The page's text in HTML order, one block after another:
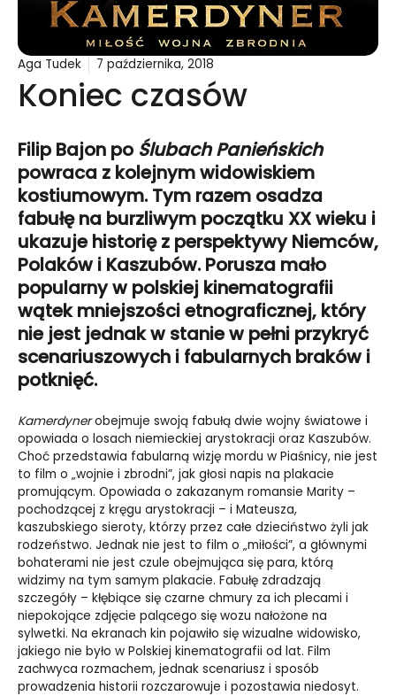
Aga Tudek 7 października, 2018
Koniec czasów
Filip Bajon po Ślubach Panieńskich
powraca z kolejnym widowiskiem
kostiumowym. Tym razem osadza
fabułę na burzliwym początku XX wieku i
ukazuje historię z perspektywy Niemców,
Polaków i Kaszubów. Porusza mało
popularny w polskiej kinematografii
wątek mniejszości etnograficznej, który
nie jest jednak w stanie w pełni przykryć
scenariuszowych i fabularnych braków i
potknięć.
Kamerdynerobejmuje swoją fabułą dwie wojny światowe i
opowiada o losach niemieckiej arystokracji oraz Kaszubów.
Choć przedstawia fabularną wizję mordu w Piaśnicy, nie jest
to film o „wojnie i zbrodni”, jak głosi napis na plakacie
promującym. Opowiada o zakazanym romansie Marity –
pochodzącej z kręgu arystokracji – i Mateusza,
kaszubskiego sieroty, którzy przez całe dzieciństwo żyli jak
rodzeństwo. Jednak nie jest to film o „miłości”, a głównymi
bohaterami nie jest czule obejmująca się para, którą
widzimy na tym samym plakacie. Fabułę zdradzają
szczegóły – kłębiące się czarne chmury za ich plecami i
niepokojące zdjęcie palącego się wozu nałożone na
sylwetki. Na ekranach kin pojawiło się wizualne widowisko,
jakiego nie było w Polskiej kinematografii od lat. Film
zachwyca rozmachem, jednak scenariusz i sposób
prowadzenia historii rozczarowuje i pozostawia niedosyt.